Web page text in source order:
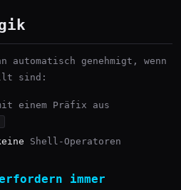
automatisch genehmigt, wenn
sind:
einem Präfix aus
Shell-Operatoren
immer